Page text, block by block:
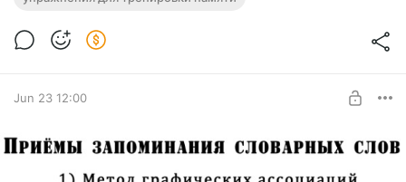
Jun 23 12:00